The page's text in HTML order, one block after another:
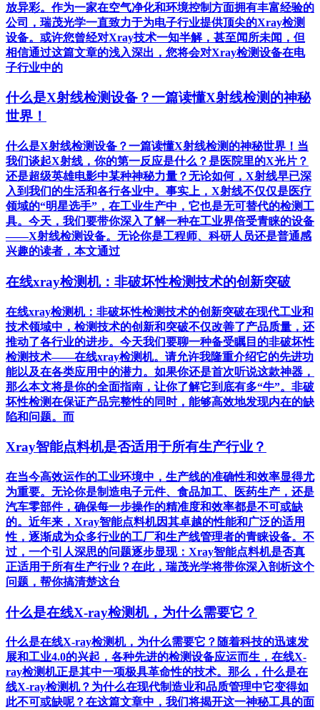
放异彩。作为一家在空气净化和环境控制方面拥有丰富经验的
公司，瑞茂光学一直致力于为电子行业提供顶尖的Xray检测
设备。或许您曾经对Xray技术一知半解，甚至闻所未闻，但
相信通过这篇文章的浅入深出，您将会对Xray检测设备在电
子行业中的
什么是X射线检测设备？一篇读懂X射线检测的神秘
世界！
什么是X射线检测设备？一篇读懂X射线检测的神秘世界！当
我们谈起X射线，你的第一反应是什么？是医院里的X光片？
还是超级英雄电影中某种神秘力量？无论如何，X射线早已深
入到我们的生活和各行各业中。事实上，X射线不仅仅是医疗
领域的“明星选手”，在工业生产中，它也是无可替代的检测工
具。今天，我们要带你深入了解一种在工业界倍受青睐的设备
——X射线检测设备。无论你是工程师、科研人员还是普通感
兴趣的读者，本文通过
在线xray检测机：非破坏性检测技术的创新突破
在线xray检测机：非破坏性检测技术的创新突破在现代工业和
技术领域中，检测技术的创新和突破不仅改善了产品质量，还
推动了各行业的进步。今天我们要聊一种备受瞩目的非破坏性
检测技术——在线xray检测机。请允许我隆重介绍它的先进功
能以及在各类应用中的潜力。如果你还是首次听说这款神器，
那么本文将是你的全面指南，让你了解它到底有多“牛”。非破
坏性检测在保证产品完整性的同时，能够高效地发现内在的缺
陷和问题。而
Xray智能点料机是否适用于所有生产行业？
在当今高效运作的工业环境中，生产线的准确性和效率显得尤
为重要。无论你是制造电子元件、食品加工、医药生产，还是
汽车零部件，确保每一步操作的精准度和效率都是不可或缺
的。近年来，Xray智能点料机因其卓越的性能和广泛的适用
性，逐渐成为众多行业的工厂和生产线管理者的青睐设备。不
过，一个引人深思的问题逐步显现：Xray智能点料机是否真
正适用于所有生产行业？在此，瑞茂光学将带你深入剖析这个
问题，帮你搞清楚这台
什么是在线X-ray检测机，为什么需要它？
什么是在线X-ray检测机，为什么需要它？随着科技的迅速发
展和工业4.0的兴起，各种先进的检测设备应运而生，在线X-
ray检测机正是其中一项极具革命性的技术。那么，什么是在
线X-ray检测机？为什么在现代制造业和品质管理中它变得如
此不可或缺呢？在这篇文章中，我们将揭开这一神秘工具的面